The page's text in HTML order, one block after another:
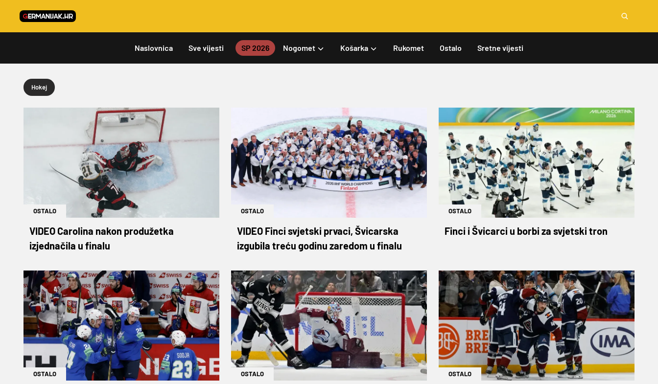
Naslovnica Sve vijesti SP 2026 Nogomet Košarka Rukomet Ostalo Sretne vijesti
Hokej
OSTALO
VIDEO Carolina nakon produžetka
izjednačila u finalu
OSTALO
VIDEO Finci svjetski prvaci, Švicarska
izgubila treću godinu zaredom u finalu
OSTALO
Finci i Švicarci u borbi za svjetski tron
OSTALO OSTALO OSTALO